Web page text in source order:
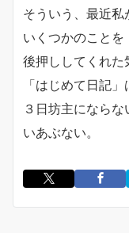
そういう、最近私
いくつかのことを
後押ししてくれた
「はじめて日記」
３日坊主になら
いあぶない。